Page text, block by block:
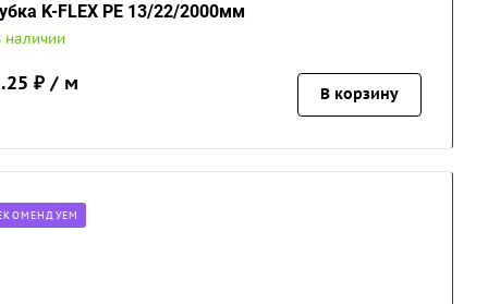
K-FLEX PE 13/22/2000мм
наличии
₽ / м В корзину